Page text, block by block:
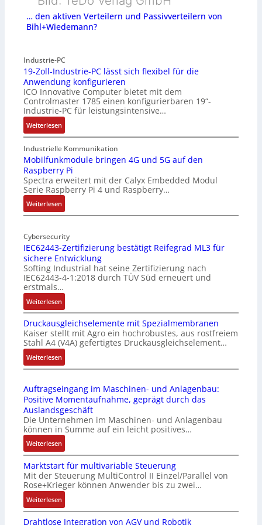
… den aktiven Verteilern und Passivverteilern von
Bihl+Wiedemann?
Industrie-PC
19-Zoll-Industrie-PC lässt sich flexibel für die
Anwendung konfigurieren
ICO Innovative Computer bietet mit dem
Controlmaster 1785 einen konfigurierbaren 19“-
Industrie-PC für leistungsintensive…
Weiterlesen:
1
9
-
Z
o
l
l
-
n
d
u
s
t
r
i
e
-
P
C
l
ä
s
t
s
i
c
h
f
l
e
x
i
b
Industrielle Kommunikation
Mobilfunkmodule bringen 4G und 5G auf den
Raspberry Pi
Spectra erweitert mit der Calyx Embedded Modul
Serie Raspberry Pi 4 und Raspberry…
Weiterlesen:
M
b
i
l
f
u
n
k
m
o
d
u
l
e
r
i
n
g
e
n
G
u
n
d
5
Cybersecurity
IEC62443-Zertifizierung bestätigt Reifegrad ML3 für
sichere Entwicklung
Softing Industrial hat seine Zertifizierung nach
IEC62443-4-1:2018 durch TÜV Süd erneuert und
erstmals…
Weiterlesen:
I
E
6
2
4
3
-
Z
e
r
t
i
f
i
z
i
e
Druckausgleichselemente mit Spezialmembranen
Kaiser stellt mit Agro ein hochrobustes, aus rostfreiem
Stahl A4 (V4A) gefertigtes Druckausgleichselement…
Weiterlesen:
D
u
c
k
a
u
s
g
l
e
i
c
h
Auftragseingang im Maschinen- und Anlagenbau:
Positive Momentaufnahme, geprägt durch das
Auslandsgeschäft
Die Unternehmen im Maschinen- und Anlagenbau
können in Summe auf ein leicht positives…
Weiterlesen:
A
u
f
t
r
a
g
Marktstart für multivariable Steuerung
Mit der Steuerung MultiControl II Einzel/Parallel von
Rose+Krieger können Anwender bis zu zwei…
Weiterlesen:
M
a
Drahtlose Integration von AGV und Robotik